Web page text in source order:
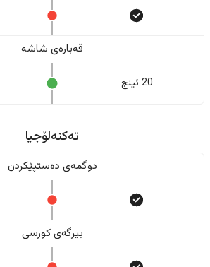
قەبارەی شاشە
20 ئینج
تەکنەلۆجیا
دوگمەی دەستپێکردن
بیرگەی کورسی